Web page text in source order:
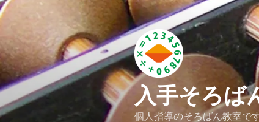
コ
ン
ン
ツ
へ
ス
キ
入手そろば
個人指導のそろばん教室で